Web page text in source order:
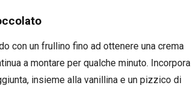
con un frullino fino ad ottenere una crema
a montare per qualche minuto. Incorpora
insieme alla vanillina e un pizzico di